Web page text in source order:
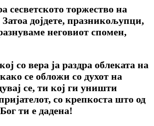
сесветското торжество на
дојдете, празникољупци,
неговиот спомен,
со вера ја раздра облеката на
се обложи со духот на
се, ти кој ги уништи
со крепкоста што од
ти е дадена!